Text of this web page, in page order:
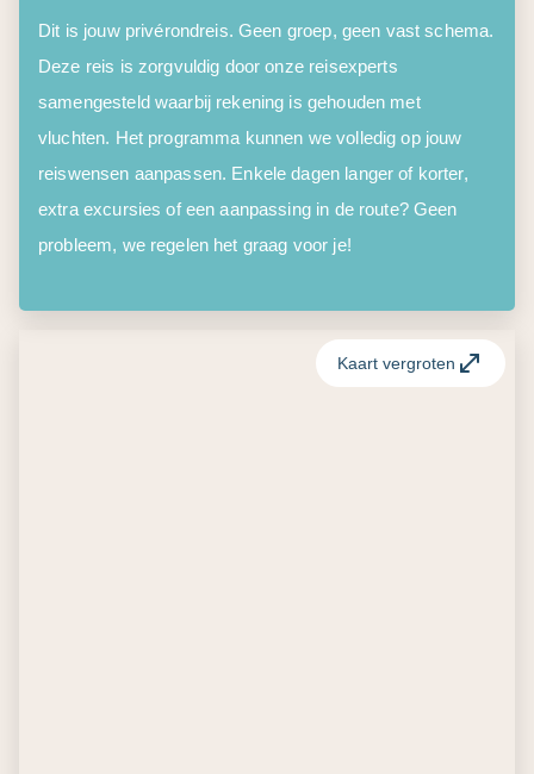
Dit is jouw privérondreis. Geen groep, geen vast schema.
Deze reis is zorgvuldig door onze reisexperts
samengesteld waarbij rekening is gehouden met
vluchten. Het programma kunnen we volledig op jouw
reiswensen aanpassen. Enkele dagen langer of korter,
extra excursies of een aanpassing in de route? Geen
probleem, we regelen het graag voor je!
Kaart vergroten